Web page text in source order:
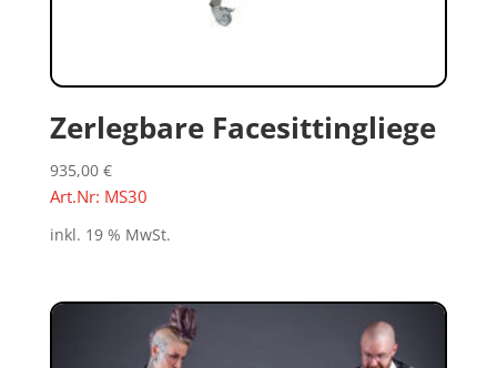
Zerlegbare Facesittingliege
935,00 €
Art.Nr: MS30
inkl. 19 % MwSt.